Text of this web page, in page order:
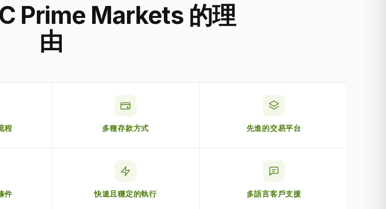
Prime Markets 的理
由
程 多種存款方式 先進的交易平台
件 快速且穩定的執行 多語言客戶支援